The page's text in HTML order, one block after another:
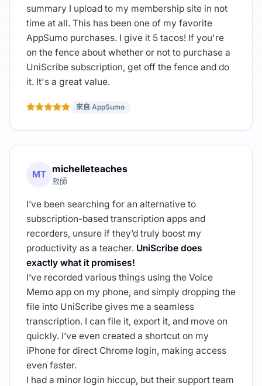
summary I upload to my membership site in not
time at all. This has been one of my favorite
AppSumo purchases. I give it 5 tacos! If you're
on the fence about whether or not to purchase a
UniScribe subscription, get off the fence and do
it. It's a great value.
來自 AppSumo
MT michelleteaches
教師
I’ve been searching for an alternative to
subscription-based transcription apps and
recorders, unsure if they’d truly boost my
productivity as a teacher. UniScribe does
exactly what it promises!
I’ve recorded various things using the Voice
Memo app on my phone, and simply dropping the
file into UniScribe gives me a seamless
transcription. I can file it, export it, and move on
quickly. I’ve even created a shortcut on my
iPhone for direct Chrome login, making access
even faster.
I had a minor login hiccup, but their support team